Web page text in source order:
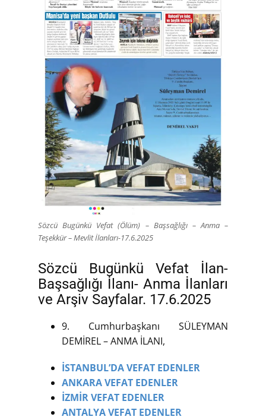
Sözcü Bugünkü Vefat (Ölüm) – Başsağlığı – Anma –
Teşekkür – Mevlit İlanları-17.6.2025
Sözcü Bugünkü Vefat İlan-
Başsağlığı İlanı- Anma İlanları
ve Arşiv Sayfalar. 17.6.2025
9. Cumhurbaşkanı SÜLEYMAN
DEMİREL – ANMA İLANI,
İSTANBUL’DA VEFAT EDENLER
ANKARA VEFAT EDENLER
İZMİR VEFAT EDENLER
ANTALYA VEFAT EDENLER